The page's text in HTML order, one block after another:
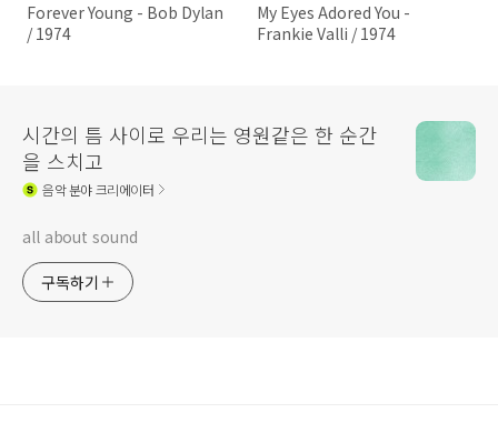
Forever Young - Bob Dylan
/ 1974
My Eyes Adored You -
Frankie Valli / 1974
시간의 틈 사이로 우리는 영원같은 한 순간
을 스치고
음악분야 크리에이터
all about sound
구독하기